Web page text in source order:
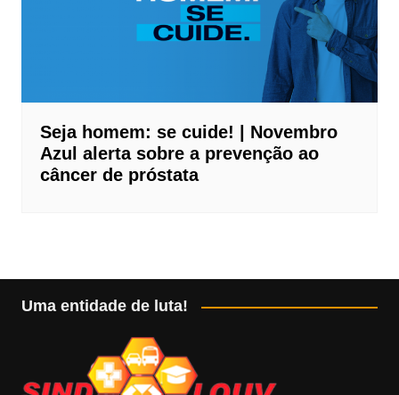
Seja homem: se cuide! | Novembro
Azul alerta sobre a prevenção ao
câncer de próstata
Uma entidade de luta!